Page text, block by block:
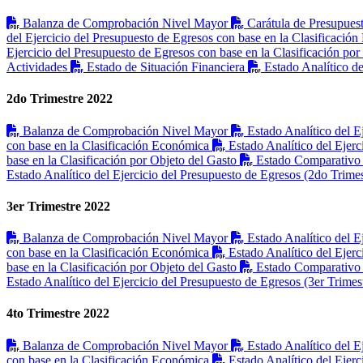
Balanza de Comprobación Nivel Mayor
Carátula de
del Ejercicio del Presupuesto de Egresos con base en la Clasificación
Ejercicio del Presupuesto de Egresos con base en la Clasificación
Actividades
Estado de Situación Financiera Estado Analítico
2do Trimestre 2022
Balanza de Comprobación Nivel Mayor
Estado Analítico del
con base en la Clasificación Económica
Estado Analítico del
base en la Clasificación por Objeto del Gasto
Estado Comparativo
Estado Analítico del Ejercicio del Presupuesto de Egresos (2do
3er Trimestre 2022
Balanza de Comprobación Nivel Mayor
Estado Analítico del
con base en la Clasificación Económica
Estado Analítico del
base en la Clasificación por Objeto del Gasto
Estado Comparativo
Estado Analítico del Ejercicio del Presupuesto de Egresos (3er
4to Trimestre 2022
Balanza de Comprobación Nivel Mayor
Estado Analítico del
con base en la Clasificación Económica
Estado Analítico del